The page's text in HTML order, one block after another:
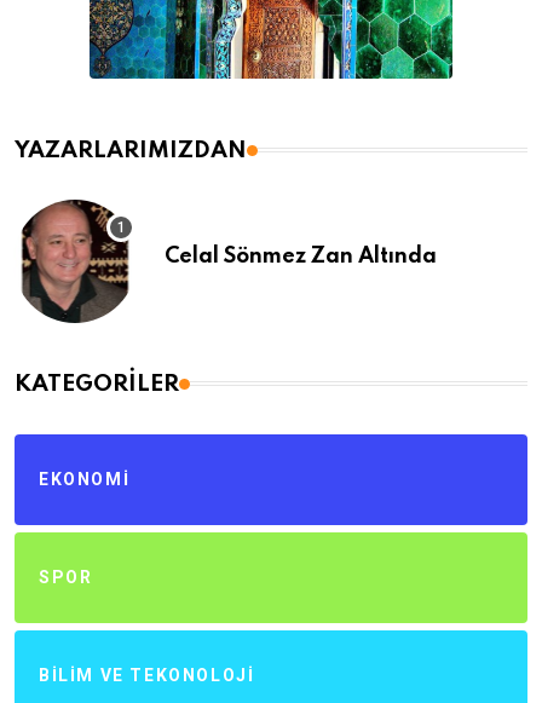
YAZARLARIMIZDAN
Celal Sönmez Zan Altında
KATEGORILER
EKONOMI
SPOR
BILIM VE TEKONOLOJI